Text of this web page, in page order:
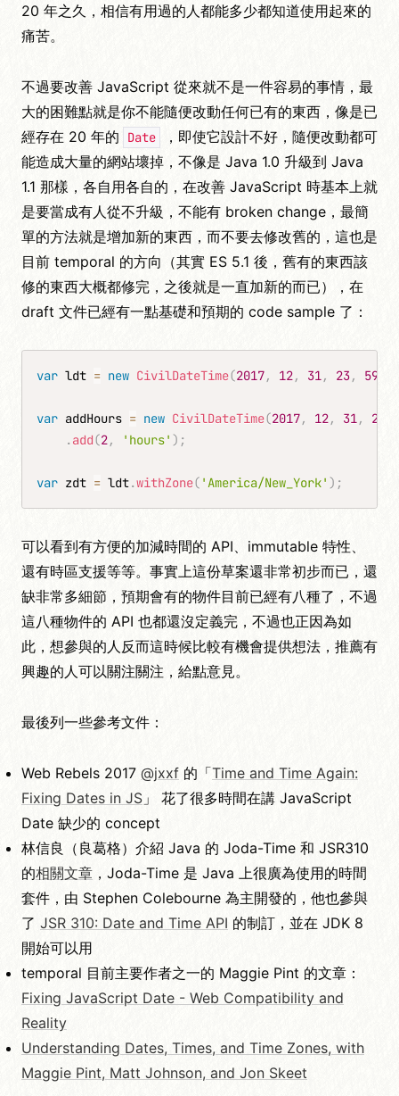
20 年之久，相信有用過的人都能多少都知道使用起來的
痛苦。
不過要改善 JavaScript 從來就不是一件容易的事情，最
大的困難點就是你不能隨便改動任何已有的東西，像是已
經存在 20 年的
Date
，即使它設計不好，隨便改動都可
能造成大量的網站壞掉，不像是 Java 1.0 升級到 Java
1.1 那樣，各自用各自的，在改善 JavaScript 時基本上就
是要當成有人從不升級，不能有 broken change，最簡
單的方法就是增加新的東西，而不要去修改舊的，這也是
目前 temporal 的方向（其實 ES 5.1 後，舊有的東西該
修的東西大概都修完，之後就是一直加新的而已），在
draft 文件已經有一點基礎和預期的 code sample 了：
var ldt = new CivilDateTime(2017, 12, 31 , 23, 59
var addHours = new CivilDateTime(2017, 12, 31 , 23
. add(2, 'hours' ) ;
var zdt = ldt.withZone( 'America/New_York' ) ;
可以看到有方便的加減時間的 API、immutable 特性、
還有時區支援等等。事實上這份草案還非常初步而已，還
缺非常多細節，預期會有的物件目前已經有八種了，不過
這八種物件的 API 也都還沒定義完，不過也正因為如
此，想參與的人反而這時候比較有機會提供想法，推薦有
興趣的人可以關注關注，給點意見。
最後列一些參考文件：
Web Rebels 2017 @jxxf 的「Time and Time Again:
Fixing Dates in JS 」 花了很多時間在講 JavaScript
Date 缺少的 concept
林信良（良葛格）介紹 Java 的 Joda-Time 和 JSR310
的相關文章 ，Joda-Time 是 Java 上很廣為使用的時間
套件，由 Stephen Colebourne 為主開發的，他也參與
了 JSR 310: Date and Time API 的制訂，並在 JDK 8
開始可以用
temporal 目前主要作者之一的 Maggie Pint 的文章：
Fixing JavaScript Date - Web Compatibility and
Reality
Understanding Dates, Times, and Time Zones, with
Maggie Pint, Matt Johnson, and Jon Skeet